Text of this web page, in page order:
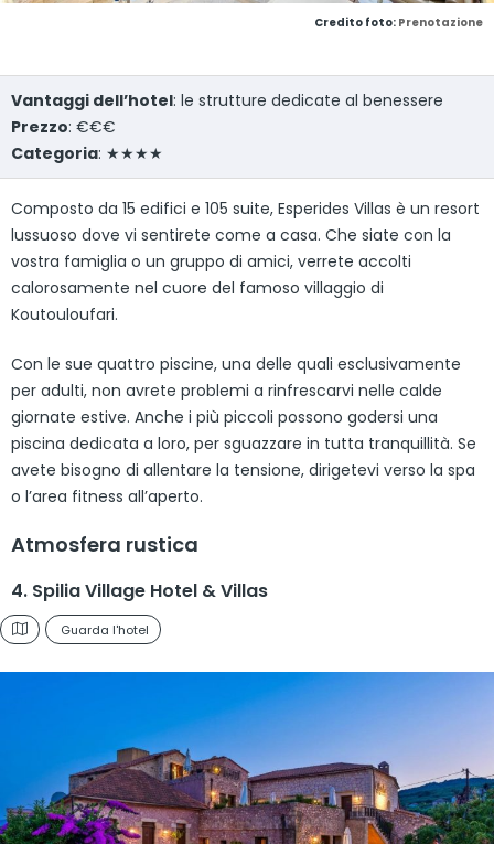
Credito foto: Prenotazione
Vantaggi dell’hotel: le strutture dedicate al benessere
Prezzo: €€€
Categoria: ★★★★
Composto da 15 edifici e 105 suite, Esperides Villas è un resort
lussuoso dove vi sentirete come a casa. Che siate con la
vostra famiglia o un gruppo di amici, verrete accolti
calorosamente nel cuore del famoso villaggio di
Koutouloufari.
Con le sue quattro piscine, una delle quali esclusivamente
per adulti, non avrete problemi a rinfrescarvi nelle calde
giornate estive. Anche i più piccoli possono godersi una
piscina dedicata a loro, per sguazzare in tutta tranquillità. Se
avete bisogno di allentare la tensione, dirigetevi verso la spa
o l’area fitness all’aperto.
Atmosfera rustica
4. Spilia Village Hotel & Villas
Guarda l'hotel